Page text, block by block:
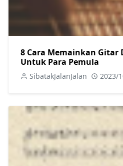
8 Cara Memainkan Gitar
Untuk Para Pemula
SibatakJalanJalan 2023/